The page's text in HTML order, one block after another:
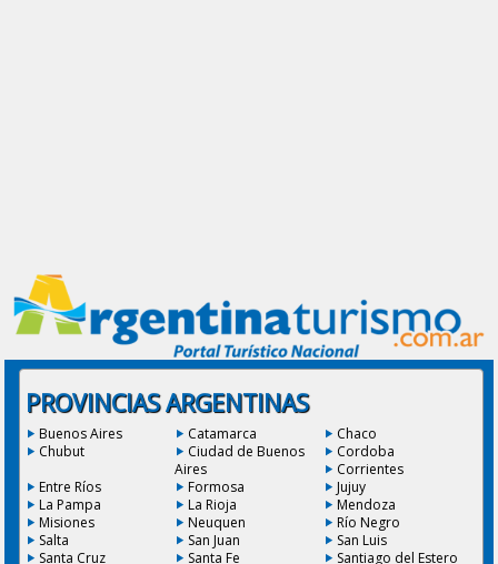
PROVINCIAS ARGENTINAS
Buenos Aires Catamarca
Chaco
Chubut
Ciudad de Buenos
Aires
Cordoba
Corrientes
Entre Ríos
Formosa
Jujuy
La Pampa
La Rioja
Mendoza
Misiones
Neuquen
Río Negro
Salta
San Juan
San Luis
Santa Cruz
Santa Fe Santiago del Estero